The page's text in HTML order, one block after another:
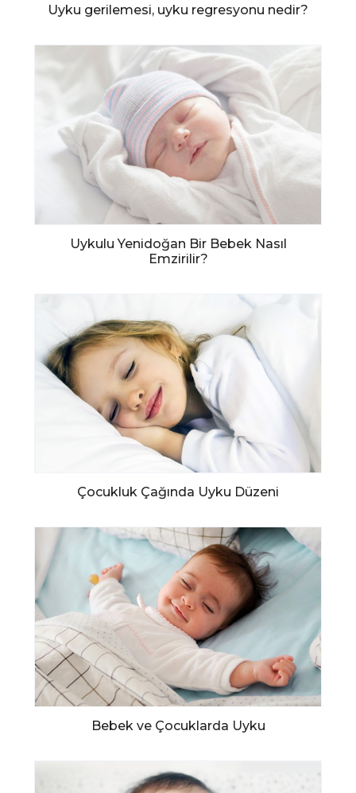
Uyku gerilemesi, uyku regresyonu nedir?
Uykulu Yenidoğan Bir Bebek Nasıl
Emzirilir?
Çocukluk Çağında Uyku Düzeni
Bebek ve Çocuklarda Uyku